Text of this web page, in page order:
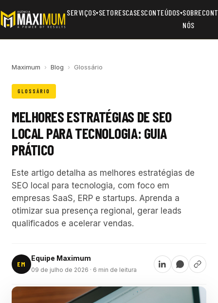
SERVIÇOS▾SETORESCASESCONTEÚDOS▾SOBRE
NÓS
Maximum › Blog › Glossário
GLOSSÁRIO
MELHORES ESTRATÉGIAS DE SEO
LOCAL PARA TECNOLOGIA: GUIA
PRÁTICO
Este artigo detalha as melhores estratégias de
SEO local para tecnologia, com foco em
empresas SaaS, ERP e startups. Aprenda a
otimizar sua presença regional, gerar leads
qualificados e acelerar vendas.
EM
Equipe Maximum
09 de julho de 2026 · 6 min de leitura